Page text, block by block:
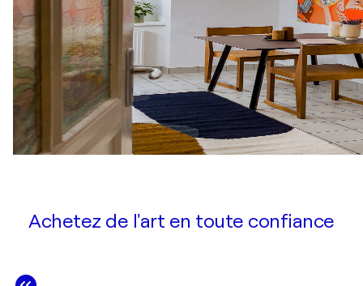
Achetez de l'art en toute confiance